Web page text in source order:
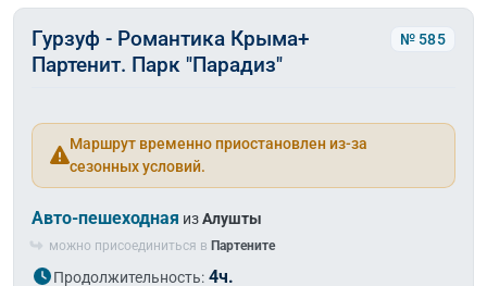
Гурзуф - Романтика Крыма+
Партенит. Парк "Парадиз"
№ 585
Маршрут временно приостановлен из-за
сезонных условий.
Авто-пешеходная изАлушты
можно присоединиться в Партените
Продолжительность: 4ч.